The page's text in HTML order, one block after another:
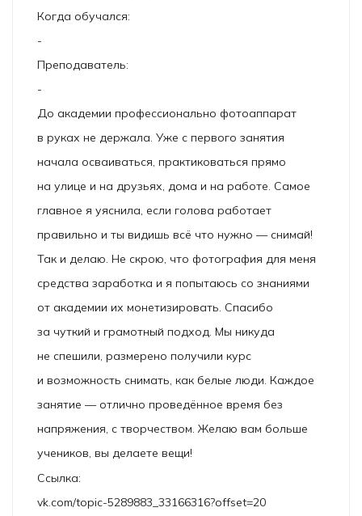
Когда обучался:
-
Преподаватель:
-
До академии профессионально фотоаппарат
в руках не держала. Уже с первого занятия
начала осваиваться, практиковаться прямо
на улице и на друзьях, дома и на работе. Самое
главное я уяснила, если голова работает
правильно и ты видишь всё что нужно — снимай!
Так и делаю. Не скрою, что фотография для меня
средства заработка и я попытаюсь со знаниями
от академии их монетизировать. Спасибо
за чуткий и грамотный подход. Мы никуда
не спешили, размерено получили курс
и возможность снимать, как белые люди. Каждое
занятие — отлично проведённое время без
напряжения, с творчеством. Желаю вам больше
учеников, вы делаете вещи!
Ссылка:
vk.com/topic-5289883_33166316?offset=20